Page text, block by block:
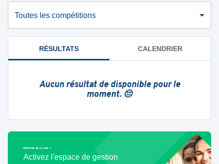
Toutes les compétitions
RÉSULTATS CALENDRIER
Aucun résultat de disponible pour le
moment. 😔
Bénévole de ce club ?
Activez l'espace de gestion